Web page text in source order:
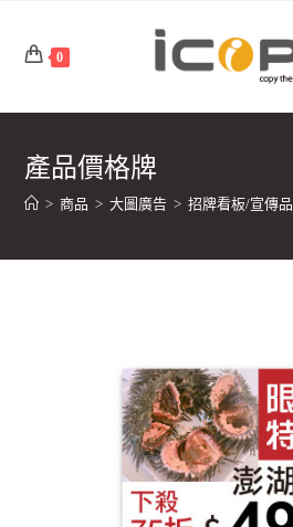
content
0
產品價格牌
> 商品 > 大圖廣告 > 招牌看板/宣傳品